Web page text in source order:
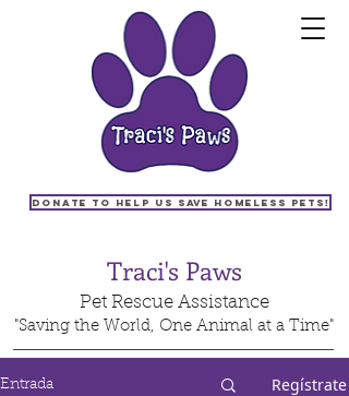
Pet Rescue Assistance
Traci's Paws
"Saving the World, One Animal at a Time"
Donate to help us save homeless pets!
Entrada Regístrate